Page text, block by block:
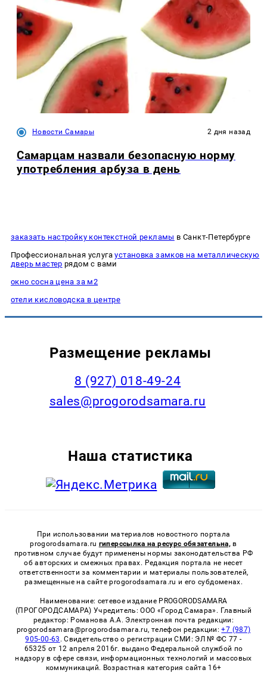
Новости Самары 2 дня назад
Самарцам назвали безопасную норму
употребления арбуза в день
заказать настройку контекстной рекламы в Санкт-Петербурге
Профессиональная услугаустановка замков на металлическую
дверь мастер рядом с вами
окно сосна цена за м2
отели кисловодска в центре
Размещение рекламы
8 (927) 018-49-24
sales@progorodsamara.ru
Наша статистика
При использовании материалов новостного портала
progorodsamara.ru гиперссылка на ресурс обязательна, в
противном случае будут применены нормы законодательства РФ
об авторских и смежных правах. Редакция портала не несет
ответственности за комментарии и материалы пользователей,
размещенные на сайте progorodsamara.ru и его субдоменах.
Наименование: сетевое издание PROGORODSAMARA
(ПРОГОРОДСАМАРА) Учредитель: ООО «Город Самара». Главный
редактор: Романова А.А. Электронная почта редакции:
progorodsamara@progorodsamara.ru, телефон редакции:+7 (987)
905-00-63 . Свидетельство о регистрации СМИ: ЭЛ № ФС 77 -
65325 от 12 апреля 2016г. выдано Федеральной службой по
надзору в сфере связи, информационных технологий и массовых
коммуникаций. Возрастная категория сайта 16+